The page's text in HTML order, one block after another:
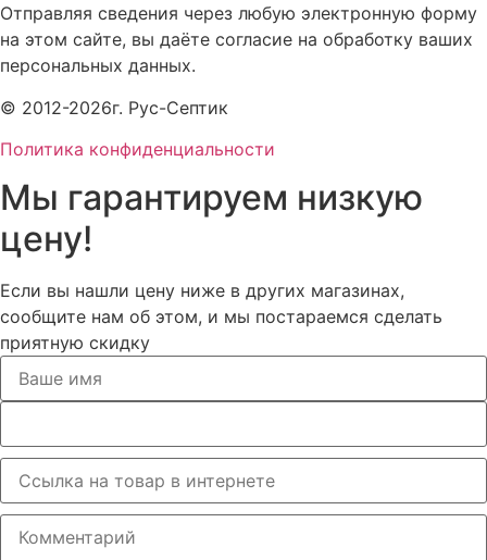
Отправляя сведения через любую электронную форму
на этом сайте, вы даёте согласие на обработку ваших
персональных данных.
© 2012-2026г. Рус-Септик
Политика конфиденциальности
Мы гарантируем низкую
цену!
Если вы нашли цену ниже в других магазинах,
сообщите нам об этом, и мы постараемся сделать
приятную скидку